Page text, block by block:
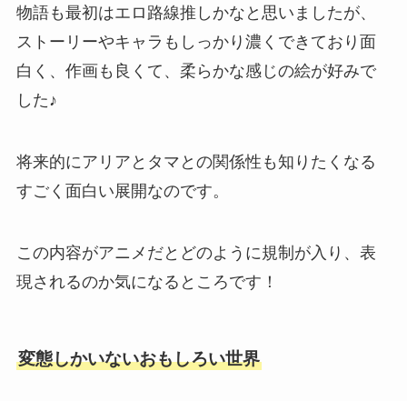
物語も最初はエロ路線推しかなと思いましたが、
ストーリーやキャラもしっかり濃くできており面
白く、作画も良くて、柔らかな感じの絵が好みで
した♪
将来的にアリアとタマとの関係性も知りたくなる
すごく面白い展開なのです。
この内容がアニメだとどのように規制が入り、表
現されるのか気になるところです！
変態しかいないおもしろい世界